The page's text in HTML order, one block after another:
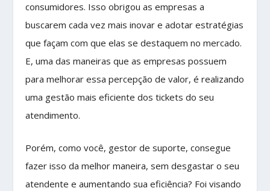
consumidores. Isso obrigou as empresas a
buscarem cada vez mais inovar e adotar estratégias
que façam com que elas se destaquem no mercado.
E, uma das maneiras que as empresas possuem
para melhorar essa percepção de valor, é realizando
uma gestão mais eficiente dos tickets do seu
atendimento.
Porém, como você, gestor de suporte, consegue
fazer isso da melhor maneira, sem desgastar o seu
atendente e aumentando sua eficiência? Foi visando